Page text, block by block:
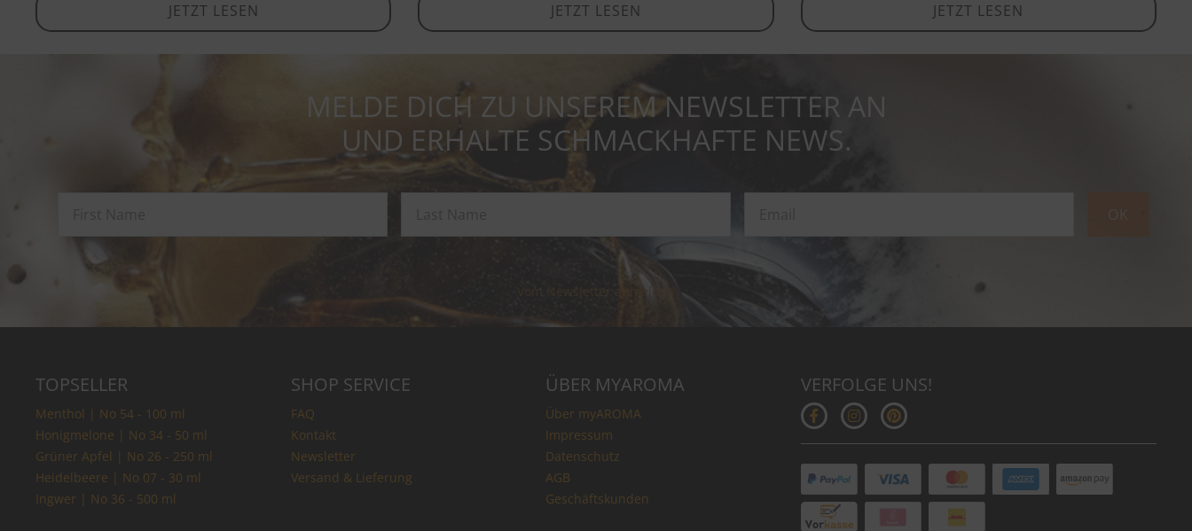
JETZT LESEN JETZT LESEN JETZT LESEN
MELDE DICH ZU UNSEREM NEWSLETTER AN
UND ERHALTE SCHMACKHAFTE NEWS.
OK
Vom Newsletter abmelden
TOPSELLER
Menthol | No 54 - 100 ml
Honigmelone | No 34 - 50 ml
Grüner Apfel | No 26 - 250 ml
Heidelbeere | No 07 - 30 ml
Ingwer | No 36 - 500 ml
SHOP SERVICE
FAQ
Kontakt
Newsletter
Versand & Lieferung
ÜBER MYAROMA
Über myAROMA
Impressum
Datenschutz
AGB
Geschäftskunden
VERFOLGE UNS!